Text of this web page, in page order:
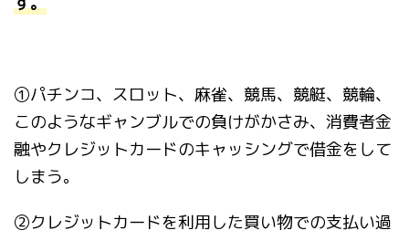
①パチンコ、スロット、麻雀、競馬、競艇、競輪、
このようなギャンブルでの負けがかさみ、消費者金
融やクレジットカードのキャッシングで借金をして
しまう。
②クレジットカードを利用した買い物での支払い過